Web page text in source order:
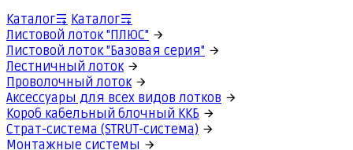
Каталог
Каталог
Листовой лоток "ПЛЮС"
Листовой лоток "Базовая серия"
Лестничный лоток
Проволочный лоток
Аксессуары для всех видов лотков
Короб кабельный блочный ККБ
Страт-система (STRUT-система)
Монтажные системы